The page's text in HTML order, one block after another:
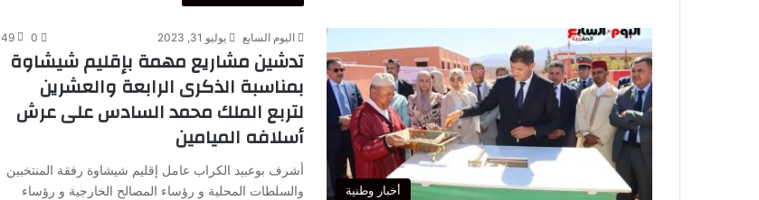
أخبار وطنية
اليوم السابع يوليو 31, 2023 0
49
تدشين مشاريع مهمة بإقليم شيشاوة
بمناسبة الذكرى الرابعة والعشرين
لتربع الملك محمد السادس على عرش
أسلافه الميامين
أشرف بوعبيد الكراب عامل إقليم شيشاوة رفقة المنتخبين
والسلطات المحلية و رؤساء المصالح الخارجية و رؤساء